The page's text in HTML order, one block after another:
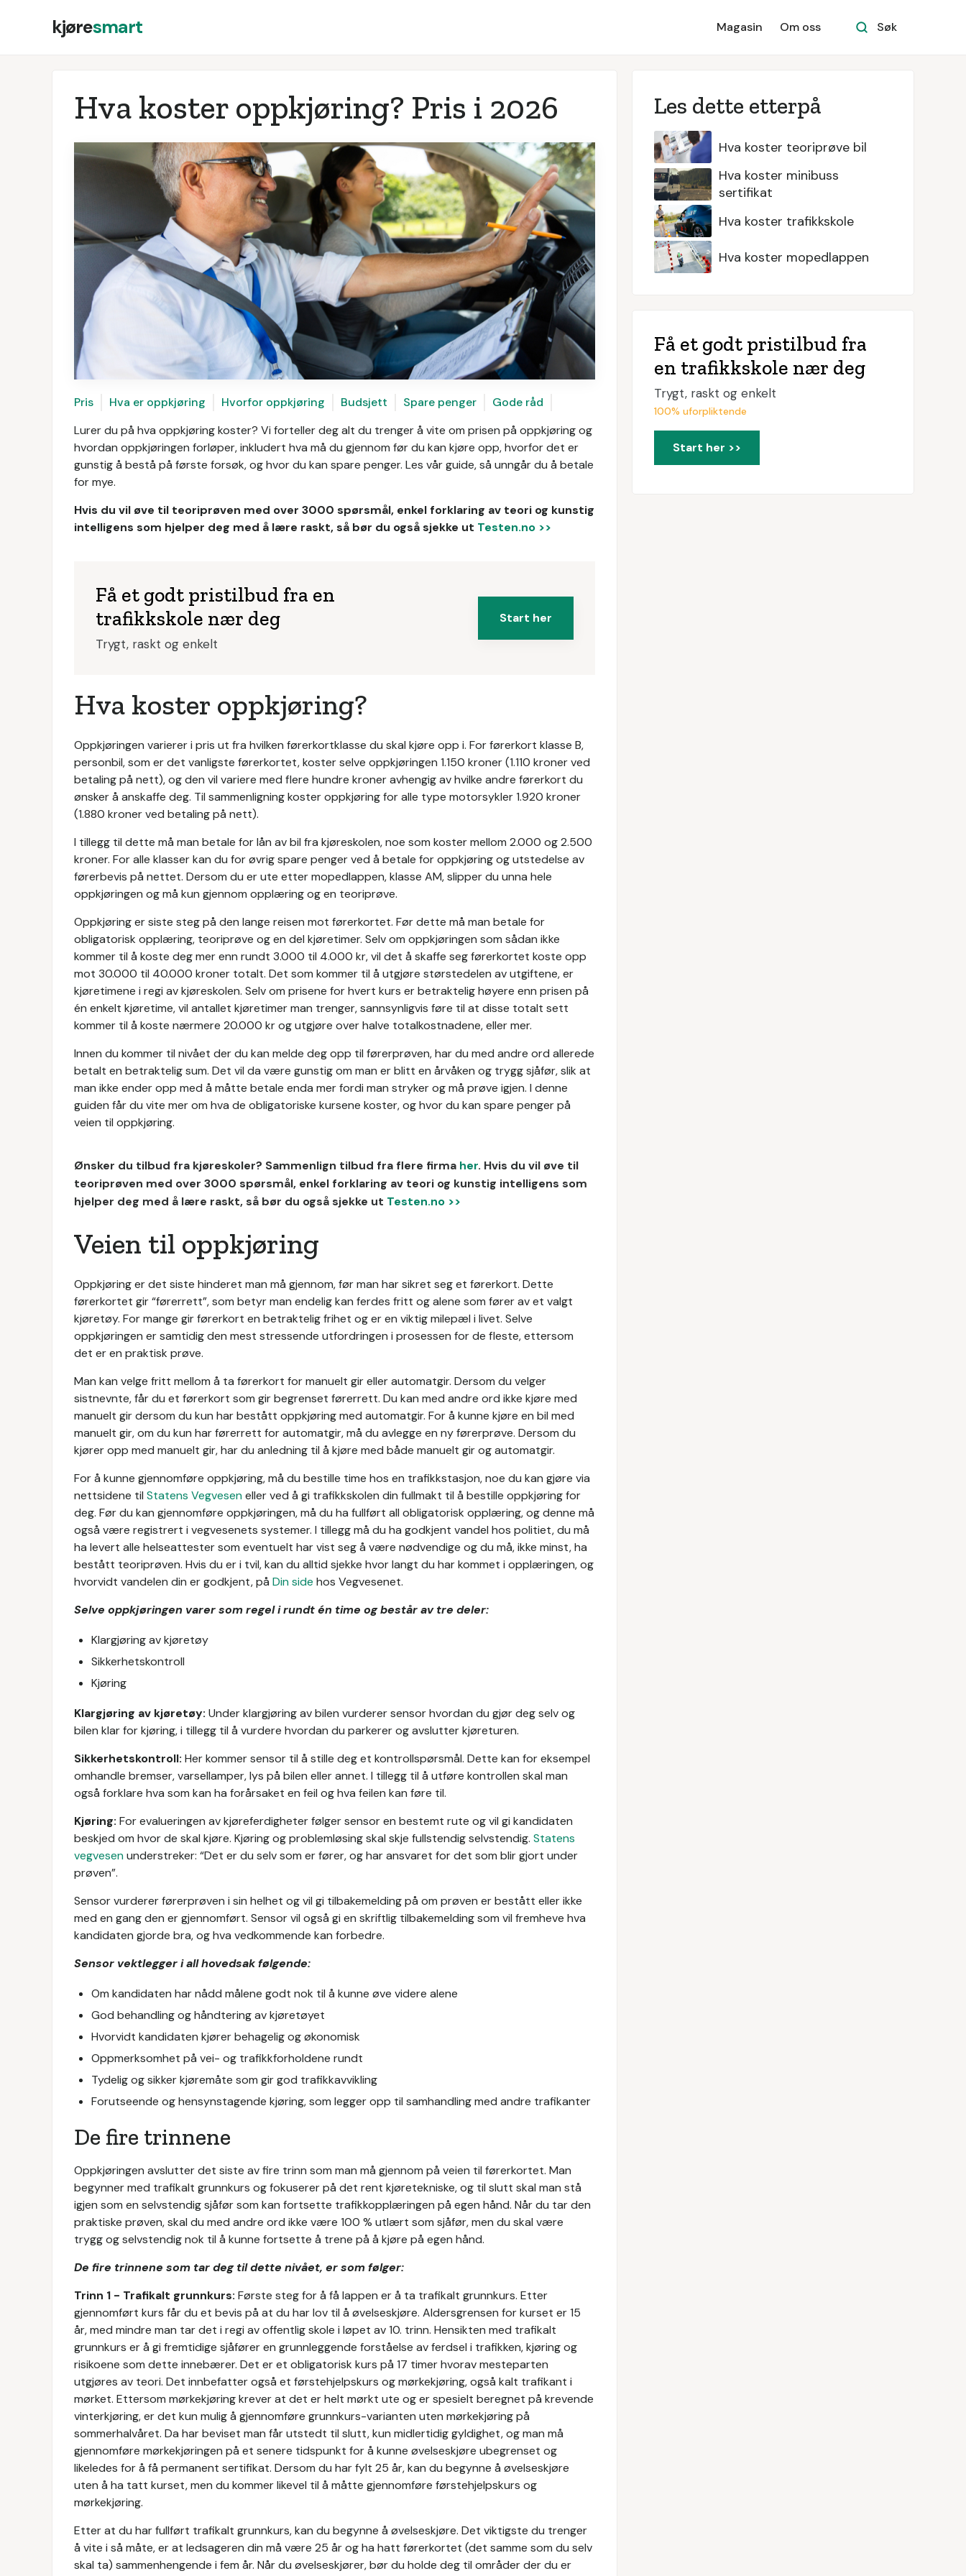
kjøresmart Magasin Om oss Søk
Hva koster oppkjøring? Pris i 2026
Pris Hva er oppkjøring Hvorfor oppkjøring Budsjett Spare penger
Gode råd
Lurer du på hva oppkjøring koster? Vi forteller deg alt du trenger å vite om prisen på oppkjøring og
hvordan oppkjøringen forløper, inkludert hva må du gjennom før du kan kjøre opp, hvorfor det er
gunstig å bestå på første forsøk, og hvor du kan spare penger. Les vår guide, så unngår du å betale
for mye.
Hvis du vil øve til teoriprøven med over 3000 spørsmål, enkel forklaring av teori og kunstig
intelligens som hjelper deg med å lære raskt, så bør du også sjekke ut Testen.no >>
Få et godt pristilbud fra en
trafikkskole nær deg
Trygt, raskt og enkelt
Start her
Hva koster oppkjøring?
Oppkjøringen varierer i pris ut fra hvilken førerkortklasse du skal kjøre opp i. For førerkort klasse B,
personbil, som er det vanligste førerkortet, koster selve oppkjøringen 1.150 kroner (1.110 kroner ved
betaling på nett), og den vil variere med flere hundre kroner avhengig av hvilke andre førerkort du
ønsker å anskaffe deg. Til sammenligning koster oppkjøring for alle type motorsykler 1.920 kroner
(1.880 kroner ved betaling på nett).
I tillegg til dette må man betale for lån av bil fra kjøreskolen, noe som koster mellom 2.000 og 2.500
kroner. For alle klasser kan du for øvrig spare penger ved å betale for oppkjøring og utstedelse av
førerbevis på nettet. Dersom du er ute etter mopedlappen, klasse AM, slipper du unna hele
oppkjøringen og må kun gjennom opplæring og en teoriprøve.
Oppkjøring er siste steg på den lange reisen mot førerkortet. Før dette må man betale for
obligatorisk opplæring, teoriprøve og en del kjøretimer. Selv om oppkjøringen som sådan ikke
kommer til å koste deg mer enn rundt 3.000 til 4.000 kr, vil det å skaffe seg førerkortet koste opp
mot 30.000 til 40.000 kroner totalt. Det som kommer til å utgjøre størstedelen av utgiftene, er
kjøretimene i regi av kjøreskolen. Selv om prisene for hvert kurs er betraktelig høyere enn prisen på
én enkelt kjøretime, vil antallet kjøretimer man trenger, sannsynligvis føre til at disse totalt sett
kommer til å koste nærmere 20.000 kr og utgjøre over halve totalkostnadene, eller mer.
Innen du kommer til nivået der du kan melde deg opp til førerprøven, har du med andre ord allerede
betalt en betraktelig sum. Det vil da være gunstig om man er blitt en årvåken og trygg sjåfør, slik at
man ikke ender opp med å måtte betale enda mer fordi man stryker og må prøve igjen. I denne
guiden får du vite mer om hva de obligatoriske kursene koster, og hvor du kan spare penger på
veien til oppkjøring.
Ønsker du tilbud fra kjøreskoler? Sammenlign tilbud fra flere firma her. Hvis du vil øve til
teoriprøven med over 3000 spørsmål, enkel forklaring av teori og kunstig intelligens som
hjelper deg med å lære raskt, så bør du også sjekke ut Testen.no >>
Veien til oppkjøring
Oppkjøring er det siste hinderet man må gjennom, før man har sikret seg et førerkort. Dette
førerkortet gir “førerrett”, som betyr man endelig kan ferdes fritt og alene som fører av et valgt
kjøretøy. For mange gir førerkort en betraktelig frihet og er en viktig milepæl i livet. Selve
oppkjøringen er samtidig den mest stressende utfordringen i prosessen for de fleste, ettersom
det er en praktisk prøve.
Man kan velge fritt mellom å ta førerkort for manuelt gir eller automatgir. Dersom du velger
sistnevnte, får du et førerkort som gir begrenset førerrett. Du kan med andre ord ikke kjøre med
manuelt gir dersom du kun har bestått oppkjøring med automatgir. For å kunne kjøre en bil med
manuelt gir, om du kun har førerrett for automatgir, må du avlegge en ny førerprøve. Dersom du
kjører opp med manuelt gir, har du anledning til å kjøre med både manuelt gir og automatgir.
For å kunne gjennomføre oppkjøring, må du bestille time hos en trafikkstasjon, noe du kan gjøre via
nettsidene til Statens Vegveseneller ved å gi trafikkskolen din fullmakt til å bestille oppkjøring for
deg. Før du kan gjennomføre oppkjøringen, må du ha fullført all obligatorisk opplæring, og denne må
også være registrert i vegvesenets systemer. I tillegg må du ha godkjent vandel hos politiet, du må
ha levert alle helseattester som eventuelt har vist seg å være nødvendige og du må, ikke minst, ha
bestått teoriprøven. Hvis du er i tvil, kan du alltid sjekke hvor langt du har kommet i opplæringen, og
hvorvidt vandelen din er godkjent, på Din side hos Vegvesenet.
Selve oppkjøringen varer som regel i rundt én time og består av tre deler:
Klargjøring av kjøretøy
Sikkerhetskontroll
Kjøring
Klargjøring av kjøretøy: Under klargjøring av bilen vurderer sensor hvordan du gjør deg selv og
bilen klar for kjøring, i tillegg til å vurdere hvordan du parkerer og avslutter kjøreturen.
Sikkerhetskontroll: Her kommer sensor til å stille deg et kontrollspørsmål. Dette kan for eksempel
omhandle bremser, varsellamper, lys på bilen eller annet. I tillegg til å utføre kontrollen skal man
også forklare hva som kan ha forårsaket en feil og hva feilen kan føre til.
Kjøring: For evalueringen av kjøreferdigheter følger sensor en bestemt rute og vil gi kandidaten
beskjed om hvor de skal kjøre. Kjøring og problemløsing skal skje fullstendig selvstendig. Statens
vegvesenunderstreker: “Det er du selv som er fører, og har ansvaret for det som blir gjort under
prøven”.
Sensor vurderer førerprøven i sin helhet og vil gi tilbakemelding på om prøven er bestått eller ikke
med en gang den er gjennomført. Sensor vil også gi en skriftlig tilbakemelding som vil fremheve hva
kandidaten gjorde bra, og hva vedkommende kan forbedre.
Sensor vektlegger i all hovedsak følgende:
Om kandidaten har nådd målene godt nok til å kunne øve videre alene
God behandling og håndtering av kjøretøyet
Hvorvidt kandidaten kjører behagelig og økonomisk
Oppmerksomhet på vei- og trafikkforholdene rundt
Tydelig og sikker kjøremåte som gir god trafikkavvikling
Forutseende og hensynstagende kjøring, som legger opp til samhandling med andre trafikanter
De fire trinnene
Oppkjøringen avslutter det siste av fire trinn som man må gjennom på veien til førerkortet. Man
begynner med trafikalt grunnkurs og fokuserer på det rent kjøretekniske, og til slutt skal man stå
igjen som en selvstendig sjåfør som kan fortsette trafikkopplæringen på egen hånd. Når du tar den
praktiske prøven, skal du med andre ord ikke være 100 % utlært som sjåfør, men du skal være
trygg og selvstendig nok til å kunne fortsette å trene på å kjøre på egen hånd.
De fire trinnene som tar deg til dette nivået, er som følger:
Trinn 1 - Trafikalt grunnkurs: Første steg for å få lappen er å ta trafikalt grunnkurs. Etter
gjennomført kurs får du et bevis på at du har lov til å øvelseskjøre. Aldersgrensen for kurset er 15
år, med mindre man tar det i regi av offentlig skole i løpet av 10. trinn. Hensikten med trafikalt
grunnkurs er å gi fremtidige sjåfører en grunnleggende forståelse av ferdsel i trafikken, kjøring og
risikoene som dette innebærer. Det er et obligatorisk kurs på 17 timer hvorav mesteparten
utgjøres av teori. Det innbefatter også et førstehjelpskurs og mørkekjøring, også kalt trafikant i
mørket. Ettersom mørkekjøring krever at det er helt mørkt ute og er spesielt beregnet på krevende
vinterkjøring, er det kun mulig å gjennomføre grunnkurs-varianten uten mørkekjøring på
sommerhalvåret. Da har beviset man får utstedt til slutt, kun midlertidig gyldighet, og man må
gjennomføre mørkekjøringen på et senere tidspunkt for å kunne øvelseskjøre ubegrenset og
likeledes for å få permanent sertifikat. Dersom du har fylt 25 år, kan du begynne å øvelseskjøre
uten å ha tatt kurset, men du kommer likevel til å måtte gjennomføre førstehjelpskurs og
mørkekjøring.
Etter at du har fullført trafikalt grunnkurs, kan du begynne å øvelseskjøre. Det viktigste du trenger
å vite i så måte, er at ledsageren din må være 25 år og ha hatt førerkortet (det samme som du selv
skal ta) sammenhengende i fem år. Når du øvelseskjører, bør du holde deg til områder der du er
Les dette etterpå
Hva koster teoriprøve bil
Hva koster minibuss
sertifikat
Hva koster trafikkskole
Hva koster mopedlappen
Få et godt pristilbud fra
en trafikkskole nær deg
Trygt, raskt og enkelt
100% uforpliktende
Start her >>